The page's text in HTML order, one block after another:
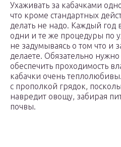
Ухаживать за кабачками
что кроме стандартных
делать не надо. Каждый год
одни и те же процедуры по
не задумываясь о том что и
делаете. Обязательно
обеспечить проходимость
кабачки очень
с прополкой грядок,
навредит овощу, забирая
почвы.